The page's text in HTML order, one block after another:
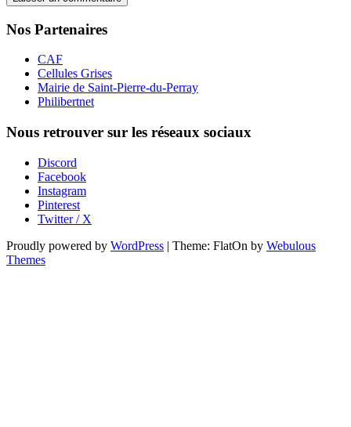
Nos Partenaires
CAF
Cellules Grises
Mairie de Saint-Pierre-du-Perray
Philibertnet
Nous retrouver sur les réseaux sociaux
Discord
Facebook
Instagram
Pinterest
Twitter / X
Proudly powered by WordPress | Theme: FlatOn by Webulous
Themes